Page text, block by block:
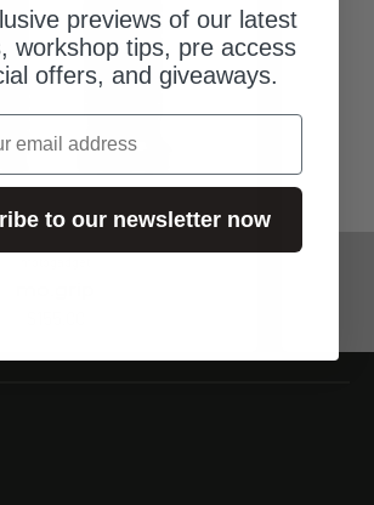
previews of our latest
workshop tips, pre access
offers, and giveaways.
to our newsletter now